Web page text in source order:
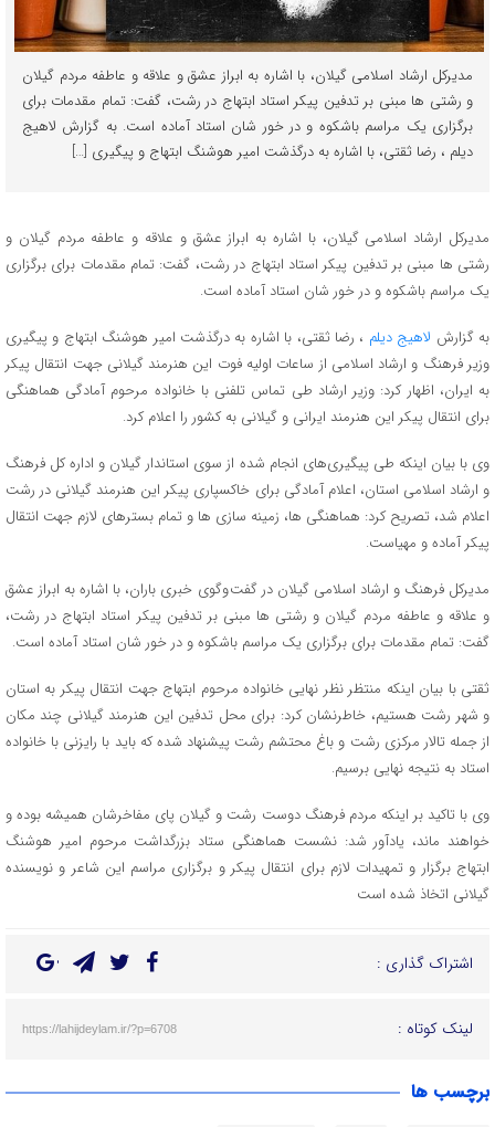
مدیرکل ارشاد اسلامی گیلان، با اشاره به ابراز عشق و علاقه و عاطفه مردم گیلان
و رشتی ها مبنی بر تدفین پیکر استاد ابتهاج در رشت، گفت: تمام مقدمات برای
برگزاری یک مراسم باشکوه و در خور شان استاد آماده است. به گزارش لاهیج
دیلم ، رضا ثقتی، با اشاره به درگذشت امیر هوشنگ ابتهاج و پیگیری […]
مدیرکل ارشاد اسلامی گیلان، با اشاره به ابراز عشق و علاقه و عاطفه مردم گیلان و
رشتی ها مبنی بر تدفین پیکر استاد ابتهاج در رشت، گفت: تمام مقدمات برای برگزاری
یک مراسم باشکوه و در خور شان استاد آماده است.
به گزارش لاهیج دیلم ، رضا ثقتی، با اشاره به درگذشت امیر هوشنگ ابتهاج و پیگیری
وزیر فرهنگ و ارشاد اسلامی از ساعات اولیه فوت این هنرمند گیلانی جهت انتقال پیکر
به ایران، اظهار کرد: وزیر ارشاد طی تماس تلفنی با خانواده مرحوم آمادگی هماهنگی
برای انتقال پیکر این هنرمند ایرانی و گیلانی به کشور را اعلام کرد.
وی با بیان اینکه طی پیگیری‌های انجام شده از سوی استاندار گیلان و اداره کل فرهنگ
و ارشاد اسلامی استان، اعلام آمادگی برای خاکسپاری پیکر این هنرمند گیلانی در رشت
اعلام شد، تصریح کرد: هماهنگی ها، زمینه سازی ها و تمام بسترهای لازم جهت انتقال
پیکر آماده و مهیاست.
مدیرکل فرهنگ و ارشاد اسلامی گیلان در گفت وگوی خبری باران، با اشاره به ابراز عشق
و علاقه و عاطفه مردم گیلان و رشتی ها مبنی بر تدفین پیکر استاد ابتهاج در رشت،
گفت: تمام مقدمات برای برگزاری یک مراسم باشکوه و در خور شان استاد آماده است.
ثقتی با بیان اینکه منتظر نظر نهایی خانواده مرحوم ابتهاج جهت انتقال پیکر به استان
و شهر رشت هستیم، خاطرنشان کرد: برای محل تدفین این هنرمند گیلانی چند مکان
از جمله تالار مرکزی رشت و باغ محتشم رشت پیشنهاد شده که باید با رایزنی با خانواده
استاد به نتیجه نهایی برسیم.
وی با تاکید بر اینکه مردم فرهنگ دوست رشت و گیلان پای مفاخرشان همیشه بوده و
خواهند ماند، یادآور شد: نشست هماهنگی ستاد بزرگداشت مرحوم امیر هوشنگ
ابتهاج برگزار و تمهیدات لازم برای انتقال پیکر و برگزاری مراسم این شاعر و نویسنده
گیلانی اتخاذ شده است
اشتراک گذاری :
لینک کوتاه : https://lahijdeylam.ir/?p=6708
برچسب ها